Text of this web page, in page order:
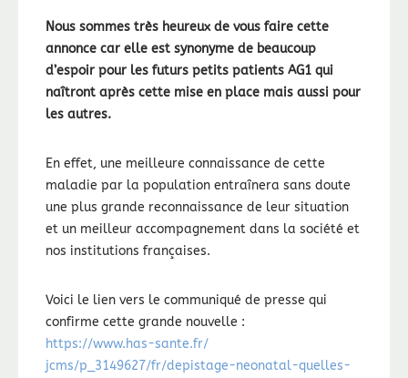
Nous sommes très heureux de vous faire cette
annonce car elle est synonyme de beaucoup
d’espoir pour les futurs petits patients AG1 qui
naîtront après cette mise en place mais aussi pour
les autres.
En effet, une meilleure connaissance de cette
maladie par la population entraînera sans doute
une plus grande reconnaissance de leur situation
et un meilleur accompagnement dans la société et
nos institutions françaises.
Voici le lien vers le communiqué de presse qui
confirme cette grande nouvelle :
https://www.has-sante.fr/
jcms/p_3149627/fr/depistage-neonatal-quelles-